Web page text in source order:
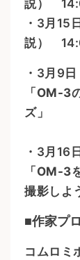
説）
・3月15
説）
・3月9
「OM-3
ズ」
・3月16
「OM-3
撮影しよ
■作家プ
コムロミ